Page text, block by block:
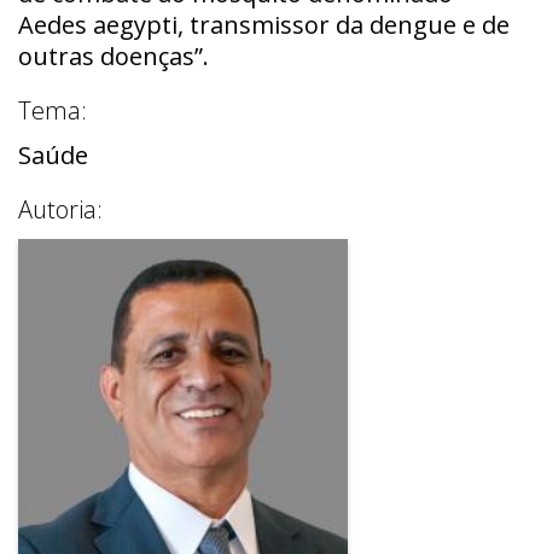
Aedes aegypti, transmissor da dengue e de
outras doenças”.
Tema:
Saúde
Autoria: